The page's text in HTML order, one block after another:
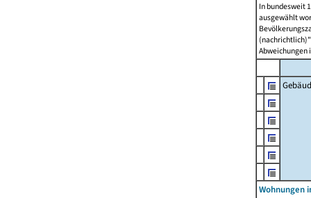
In bundesweit
ausgewählt
Abweichungen
Wohnungen